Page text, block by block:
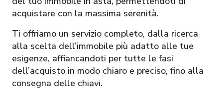
acquistare con la massima serenità.
Ti offriamo un servizio completo, dalla ricerca
alla scelta dell’immobile più adatto alle tue
esigenze, affiancandoti per tutte le fasi
dell’acquisto in modo chiaro e preciso, fino alla
consegna delle chiavi.